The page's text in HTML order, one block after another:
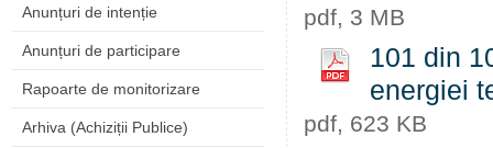
Anunțuri de intenție
Anunțuri de participare
Rapoarte de monitorizare
Arhiva (Achiziții Publice)
pdf, 3 MB
101 din
energiei
pdf, 623 KB